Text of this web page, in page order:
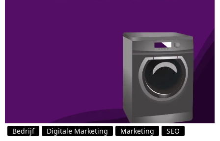
Bedrijf Digitale Marketing Marketing SEO